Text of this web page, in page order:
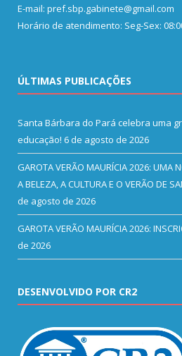
E-mail: pref.sbp.gabinete@gmail.com
Horário de atendimento: Seg-Sex:
ÚLTIMAS PUBLICAÇÕES
Santa Bárbara do Pará celebra uma
educação! 6 de agosto de 2026
GAROTA VERÃO MAURÍCIA 2026: UMA
A BELEZA, A CULTURA E O VERÃO DE
de agosto de 2026
GAROTA VERÃO MAURÍCIA 2026:
de 2026
DESENVOLVIDO POR CR2